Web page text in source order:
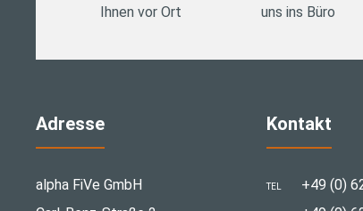
Ihnen vor Ort
uns ins Büro
Adresse
alpha FiVe GmbH
Kontakt
TEL +49 (0)